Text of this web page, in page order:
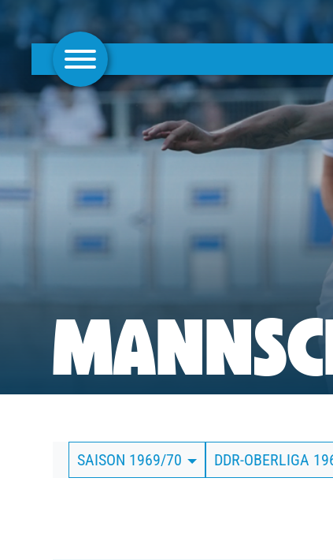
AKTUELLES
FRAUEN
CLUBMITGLIEDSCHAFT
BUSINESS
SÜDKURVE
TICKETING
SAISON 1969/70 DDR-OBERLIGA